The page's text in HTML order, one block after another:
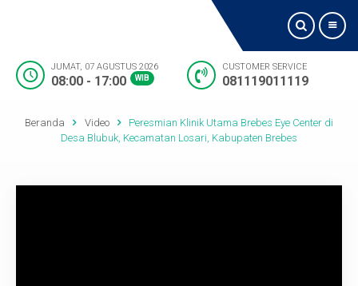
Tentang Kami
JUMAT, 07 AGUSTUS 2026
08:00 - 17:00 WIB
CUSTOMER SERVICE
081119011119
Beranda Video
Peresmian Klinik Utama Brebes Eye Center di
Desa Blubuk, Kecamatan Losari, Kabupaten Brebes